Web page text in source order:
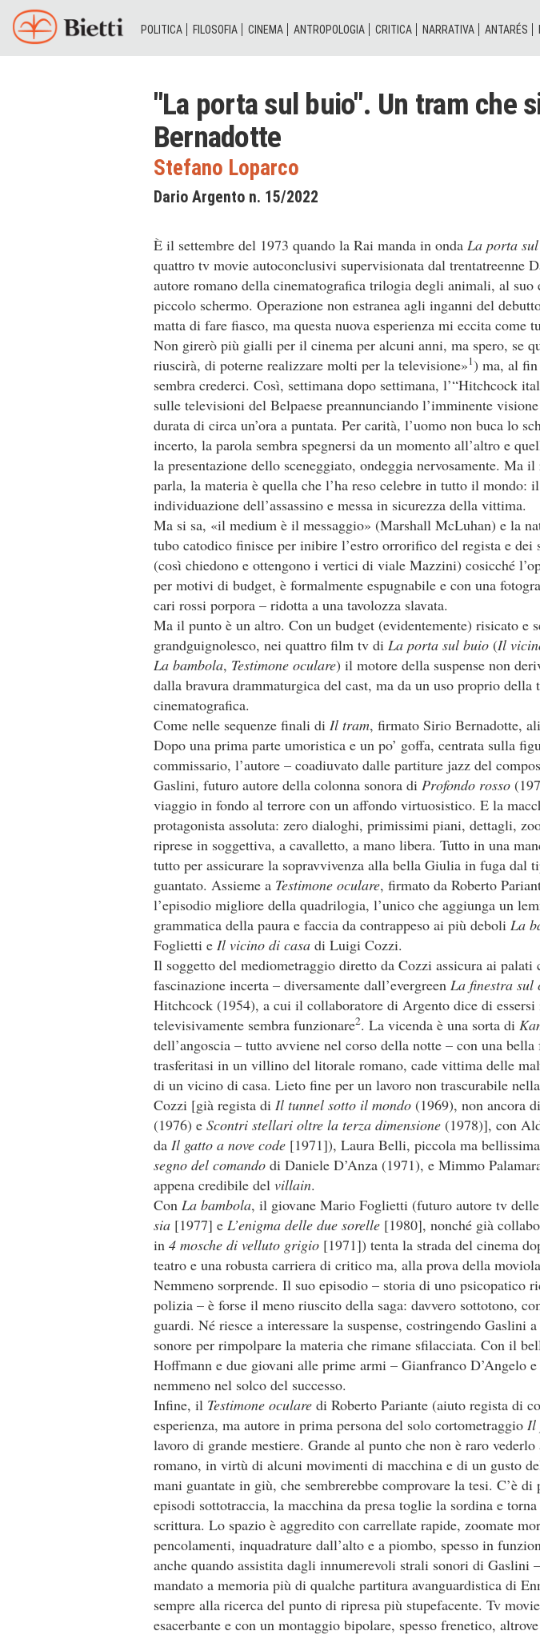
POLITICA FILOSOFIA CINEMA ANTROPOLOGIA CRITICA NARRATIVA ANTARÉS
"La porta sul buio". Un tram che
Bernadotte
Stefano Loparco
Dario Argento n. 15/2022
È il settembre del 1973 quando la Rai manda in onda La porta
quattro tv movie autoconclusivi supervisionata dal trentatreenne
autore romano della cinematografica trilogia degli animali, al suo
piccolo schermo. Operazione non estranea agli inganni del
matta di fare fiasco, ma questa nuova esperienza mi eccita come
Non girerò più gialli per il cinema per alcuni anni, ma spero, se
riuscirà, di poterne realizzare molti per la televisione»1) ma, al
sembra crederci. Così, settimana dopo settimana, l’“Hitchcock
sulle televisioni del Belpaese preannunciando l’imminente
durata di circa un’ora a puntata. Per carità, l’uomo non buca lo
incerto, la parola sembra spegnersi da un momento all’altro e
la presentazione dello sceneggiato, ondeggia nervosamente. Ma
parla, la materia è quella che l’ha reso celebre in tutto il mondo:
individuazione dell’assassino e messa in sicurezza della vittima.
Ma si sa, «il medium è il messaggio» (Marshall McLuhan) e la
tubo catodico finisce per inibire l’estro orrorifico del regista e dei
(così chiedono e ottengono i vertici di viale Mazzini) cosicché
per motivi di budget, è formalmente espugnabile e con una
cari rossi porpora – ridotta a una tavolozza slavata.
Ma il punto è un altro. Con un budget (evidentemente) risicato e
grandguignolesco, nei quattro film tv di La porta sul buio (Il
La bambola, Testimone oculare) il motore della suspense non
dalla bravura drammaturgica del cast, ma da un uso proprio della
cinematografica.
Come nelle sequenze finali di Il tram, firmato Sirio Bernadotte,
Dopo una prima parte umoristica e un po’ goffa, centrata sulla
commissario, l’autore – coadiuvato dalle partiture jazz del
Gaslini, futuro autore della colonna sonora di Profondo rosso
viaggio in fondo al terrore con un affondo virtuosistico. E la
protagonista assoluta: zero dialoghi, primissimi piani, dettagli,
riprese in soggettiva, a cavalletto, a mano libera. Tutto in una
tutto per assicurare la sopravvivenza alla bella Giulia in fuga dal
guantato. Assieme a Testimone oculare, firmato da Roberto
l’episodio migliore della quadrilogia, l’unico che aggiunga un
grammatica della paura e faccia da contrappeso ai più deboli La
Foglietti e Il vicino di casa di Luigi Cozzi.
Il soggetto del mediometraggio diretto da Cozzi assicura ai palati
fascinazione incerta – diversamente dall’evergreen La finestra sul
Hitchcock (1954), a cui il collaboratore di Argento dice di essersi
televisivamente sembra funzionare2. La vicenda è una sorta di
dell’angoscia – tutto avviene nel corso della notte – con una
trasferitasi in un villino del litorale romano, cade vittima delle
di un vicino di casa. Lieto fine per un lavoro non trascurabile
Cozzi [già regista di Il tunnel sotto il mondo (1969), non ancora di
(1976) e Scontri stellari oltre la terza dimensione (1978)], con
da Il gatto a nove code [1971]), Laura Belli, piccola ma
segno del comando di Daniele D’Anza (1971), e Mimmo
appena credibile del villain.
Con La bambola, il giovane Mario Foglietti (futuro autore tv
sia [1977] e L’enigma delle due sorelle [1980], nonché già
in 4 mosche di velluto grigio [1971]) tenta la strada del cinema
teatro e una robusta carriera di critico ma, alla prova della
Nemmeno sorprende. Il suo episodio – storia di uno psicopatico
polizia – è forse il meno riuscito della saga: davvero sottotono,
guardi. Né riesce a interessare la suspense, costringendo Gaslini
sonore per rimpolpare la materia che rimane sfilacciata. Con il
Hoffmann e due giovani alle prime armi – Gianfranco D’Angelo
nemmeno nel solco del successo.
Infine, il Testimone oculare di Roberto Pariante (aiuto regista di
esperienza, ma autore in prima persona del solo cortometraggio Il
lavoro di grande mestiere. Grande al punto che non è raro
romano, in virtù di alcuni movimenti di macchina e di un gusto
mani guantate in giù, che sembrerebbe comprovare la tesi. C’è
episodi sottotraccia, la macchina da presa toglie la sordina e
scrittura. Lo spazio è aggredito con carrellate rapide, zoomate
pencolamenti, inquadrature dall’alto e a piombo, spesso in
anche quando assistita dagli innumerevoli strali sonori di Gaslini
mandato a memoria più di qualche partitura avanguardistica di
sempre alla ricerca del punto di ripresa più stupefacente. Tv
esacerbante e con un montaggio bipolare, spesso frenetico,